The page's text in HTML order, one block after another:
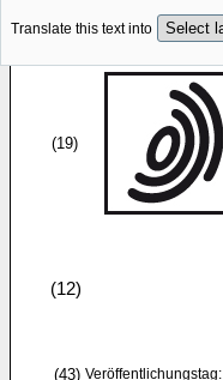
Translate this text into
(19)
(12)
(43) Veröffentlichungstag: